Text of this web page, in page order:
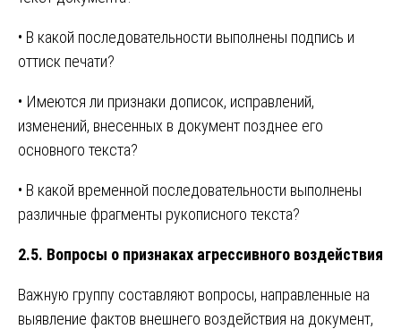
• В какой последовательности выполнены подпись и
оттиск печати?
• Имеются ли признаки дописок, исправлений,
изменений, внесенных в документ позднее его
основного текста?
• В какой временной последовательности выполнены
различные фрагменты рукописного текста?
2.5. Вопросы о признаках агрессивного воздействия
Важную группу составляют вопросы, направленные на
выявление фактов внешнего воздействия на документ,